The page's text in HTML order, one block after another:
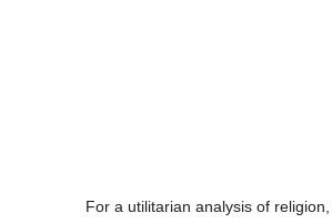
For a utilitarian analysis of